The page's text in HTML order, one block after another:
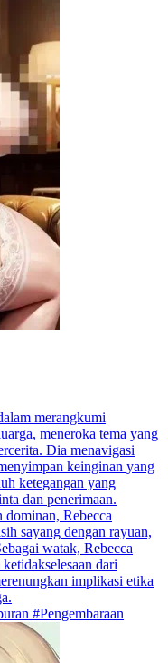
merangkumi
meneroka tema yang
Dia menavigasi
keinginan yang
ketegangan yang
dan penerimaan.
dominan, Rebecca
sayang dengan rayuan,
watak, Rebecca
dari
implikasi etika
#Pengembaraan